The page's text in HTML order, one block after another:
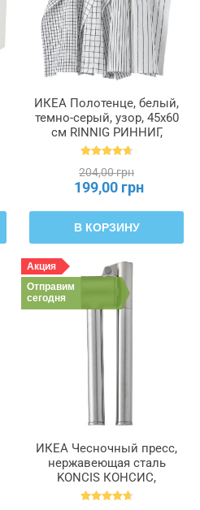
ИКЕА Полотенце, белый,
темно-серый, узор, 45x60
см RINNIG РИННИГ,
204.763.46
204,00 грн
199,00 грн
В КОРЗИНУ
Акция
Отправим
сегодня
ИКЕА Чесночный пресс,
нержавеющая сталь
KONCIS КОНСИС,
000.891.63